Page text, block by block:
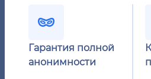
Гарантия полной
анонимности